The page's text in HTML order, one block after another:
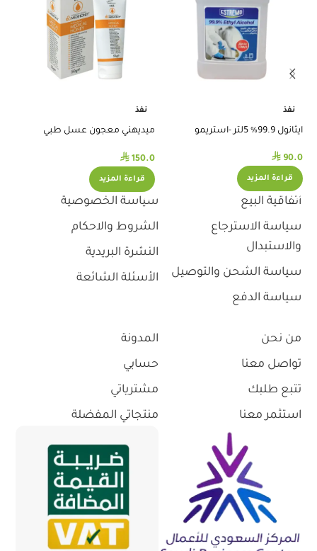
نفذ
ايثانول 99.9% 5لتر -استريمو
⃁ 90.0
قراءة المزيد
نفذ
ميديهني معجون عسل طبي
⃁ 150.0
قراءة المزيد
اتفاقية البيع
سياسة الاسترجاع
والاستبدال
سياسة الشحن والتوصيل
سياسة الدفع
سياسة الخصوصية
الشروط والاحكام
النشرة البريدية
الأسئلة الشائعة
من نحن
تواصل معنا
تتبع طلبك
استثمر معنا
المدونة
حسابي
مشترياتي
منتجاتي المفضلة